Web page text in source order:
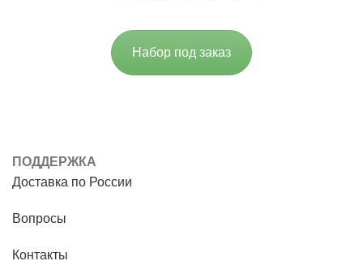
Набор под заказ
ПОДДЕРЖКА
Доставка по России
Вопросы
Контакты